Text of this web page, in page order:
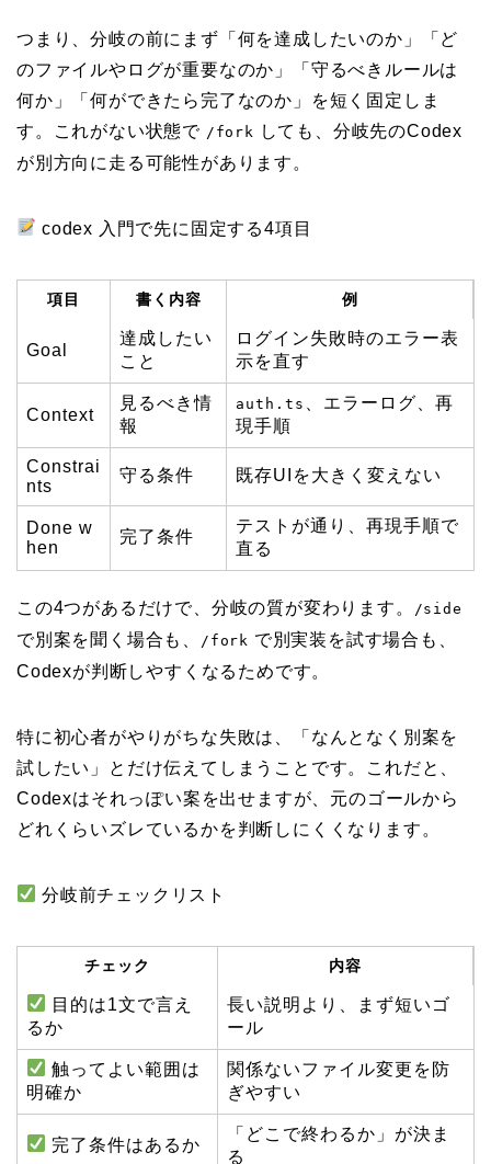
つまり、分岐の前にまず「何を達成したいのか」「ど
のファイルやログが重要なのか」「守るべきルールは
何か」「何ができたら完了なのか」を短く固定しま
す。これがない状態で /fork
しても、分岐先のCodex
が別方向に走る可能性があります。
codex 入門で先に固定する4項目
項目 書く内容 例
Goal
達成したい
こと
ログイン失敗時のエラー表
示を直す
Context
見るべき情
報
auth.ts
、エラーログ、再
現手順
Constrai
nts
守る条件 既存UIを大きく変えない
Done w
hen
完了条件
テストが通り、再現手順で
直る
この4つがあるだけで、分岐の質が変わります。 /side
で別案を聞く場合も、 /fork で別実装を試す場合も、
Codexが判断しやすくなるためです。
特に初心者がやりがちな失敗は、「なんとなく別案を
試したい」とだけ伝えてしまうことです。これだと、
Codexはそれっぽい案を出せますが、元のゴールから
どれくらいズレているかを判断しにくくなります。
分岐前チェックリスト
チェック 内容
目的は1文で言え
るか
長い説明より、まず短いゴ
ール
触ってよい範囲は
明確か
関係ないファイル変更を防
ぎやすい
完了条件はあるか
「どこで終わるか」が決ま
る